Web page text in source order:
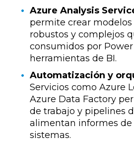
Azure Analysis
permite crear modelos
robustos y complejos
consumidos por Power
herramientas de BI.
Automatización y
Servicios como Azure
Azure Data Factory
de trabajo y pipelines
alimentan informes de
sistemas.